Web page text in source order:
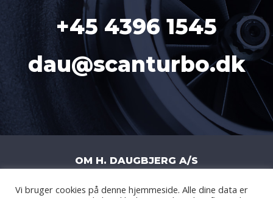
+45 4396 1545
dau@scanturbo.dk
OM H. DAUGBJERG A/S
H. DAUGBJERG A/S | LITERBUEN 11J |
Vi bruger cookies på denne hjemmeside. Alle dine data er